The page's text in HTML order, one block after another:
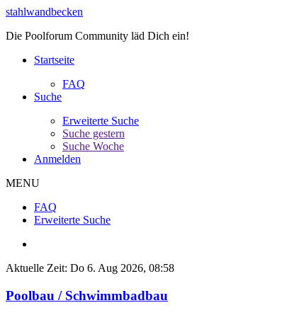
stahlwandbecken
Die Poolforum Community läd Dich ein!
Startseite
FAQ
Suche
Erweiterte Suche
Suche gestern
Suche Woche
Anmelden
MENU
FAQ
Erweiterte Suche
Aktuelle Zeit: Do 6. Aug 2026, 08:58
Poolbau / Schwimmbadbau